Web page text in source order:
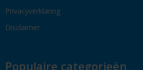
Privacyverklaring
Disclaimer
Populaire categorieën